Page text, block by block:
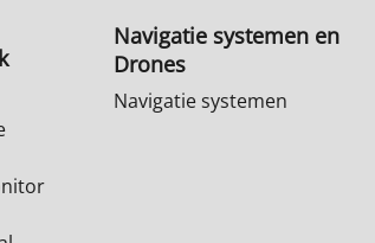
Navigatie systemen en
Drones
Navigatie systemen